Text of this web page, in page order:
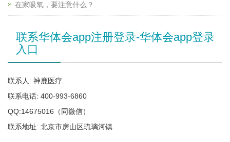
在家吸氧，要注意什么？
联系华体会app注册登录-华体会app登录
入口
联系人: 神鹿医疗
联系电话: 400-993-6860
QQ:14675016（同微信）
联系地址: 北京市房山区琉璃河镇